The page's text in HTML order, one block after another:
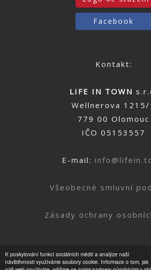
K poskytování funkcí sociálních médií a analýze naší
návštěvnosti využíváme soubory cookie. Informace o tom, jak
Facebook
Kontakt:
LIFE IN TOWN
Wellnerova 1215/
779 00 Olomouc
IČO 05153557
E-mail:
Všeobecné smluvní
Zásady ochrany
Nahoru